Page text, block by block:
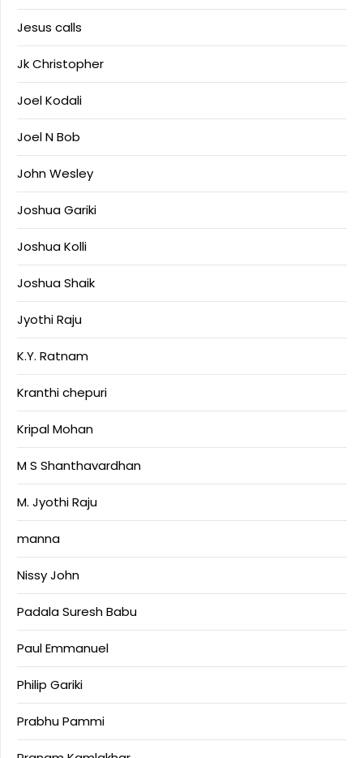
Jesus calls
Jk Christopher
Joel Kodali
Joel N Bob
John Wesley
Joshua Gariki
Joshua Kolli
Joshua Shaik
Jyothi Raju
K.Y. Ratnam
Kranthi chepuri
Kripal Mohan
M S Shanthavardhan
M. Jyothi Raju
manna
Nissy John
Padala Suresh Babu
Paul Emmanuel
Philip Gariki
Prabhu Pammi